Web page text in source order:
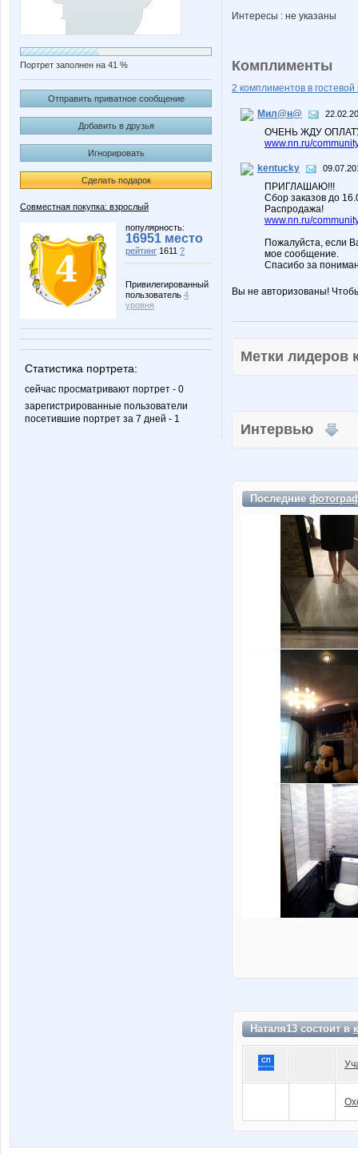
Портрет заполнен на 41 %
Отправить приватное сообщение
Добавить в друзья
Игнорировать
Сделать подарок
Совместная покупка: взрослый
популярность:
16951 место
рейтинг 1611 ?
Привилегированный
пользователь 4
уровня
Статистика портрета:
сейчас просматривают портрет - 0
зарегистрированные пользователи
посетившие портрет за 7 дней - 1
Интересы : не указаны
Комплименты
2 комплиментов в гостевой
Мил@н@
ОЧЕНЬ ЖДУ
www.nn.ru/
kentucky
ПРИГЛАШАЮ!!!
Сбор заказов до
Распродажа!
www.nn.ru/
Пожалуйста, если
мое сообщение.
Спасибо за
Вы не авторизованы!
Метки
Интервью
Последние
Наталя13 состоит в